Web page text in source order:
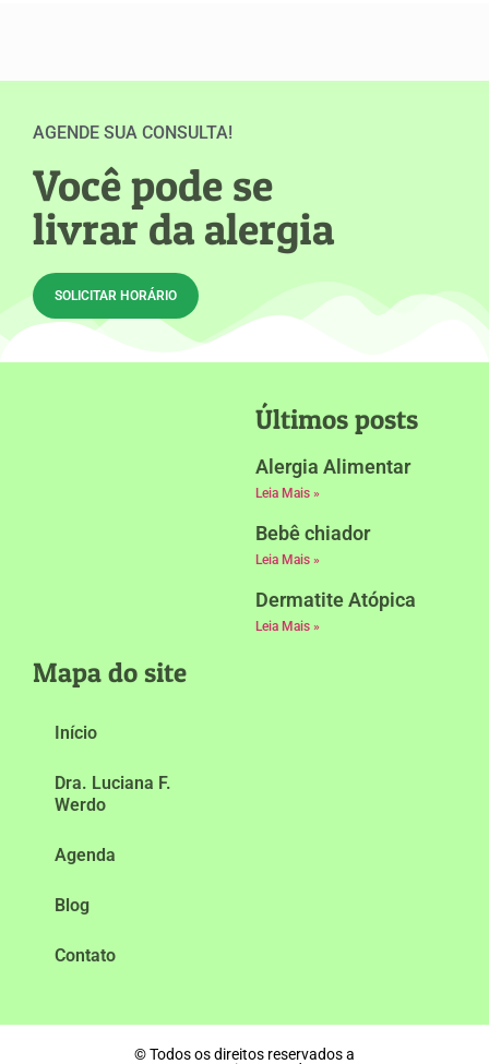
AGENDE SUA CONSULTA!
Você pode se
livrar da alergia
SOLICITAR HORÁRIO
Últimos posts
Alergia Alimentar
Leia Mais »
Bebê chiador
Leia Mais »
Dermatite Atópica
Leia Mais »
Mapa do site
Início
Dra. Luciana F.
Werdo
Agenda
Blog
Contato
© Todos os direitos reservados a